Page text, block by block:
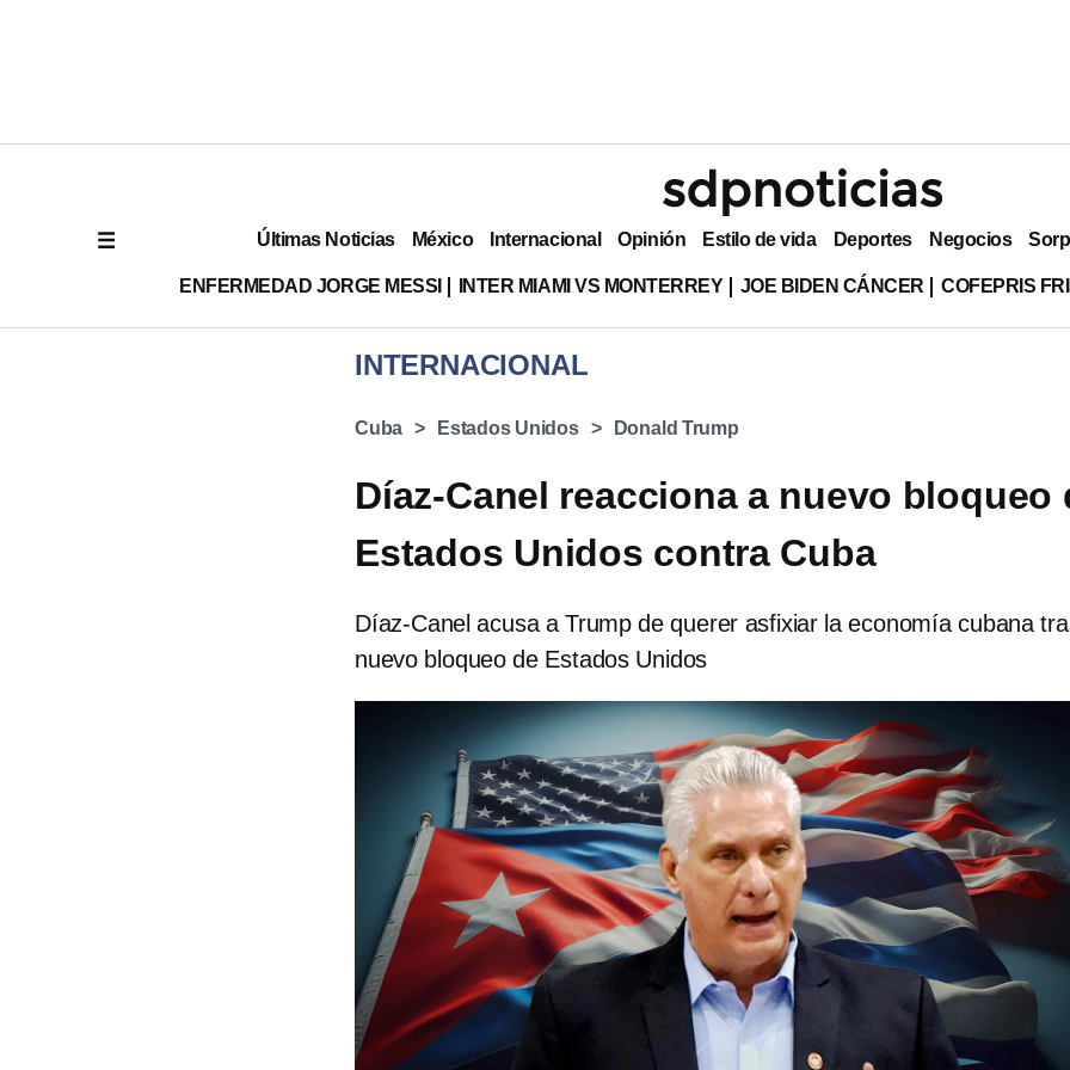
Últimas Noticias México Internacional Opinión Estilo de vida Deportes Negocios
ENFERMEDAD JORGE MESSI INTER MIAMI VS MONTERREY JOE BIDEN CÁNCER COFEPRIS
INTERNACIONAL
Cuba Estados Unidos Donald Trump
Díaz-Canel reacciona a nuevo bloqueo
Estados Unidos contra Cuba
Díaz-Canel acusa a Trump de querer asfixiar la economía cubana
nuevo bloqueo de Estados Unidos